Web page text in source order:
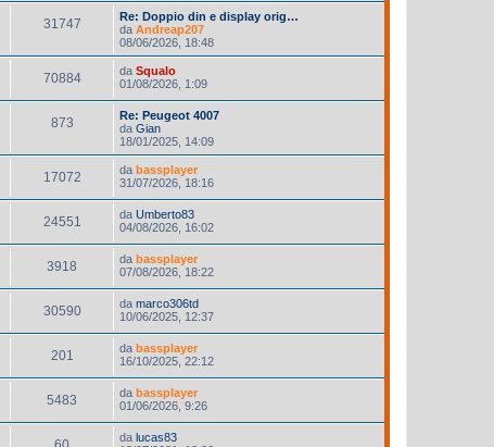
31747
Re: Doppio din e display orig…
da Andreap207
08/06/2026, 18:48
70884 da Squalo
01/08/2026, 1:09
873
Re: Peugeot 4007
da Gian
18/01/2025, 14:09
17072 da bassplayer
31/07/2026, 18:16
24551 da Umberto83
04/08/2026, 16:02
3918 da bassplayer
07/08/2026, 18:22
30590 da marco306td
10/06/2025, 12:37
201 da bassplayer
16/10/2025, 22:12
5483 da bassplayer
01/06/2026, 9:26
da lucas83